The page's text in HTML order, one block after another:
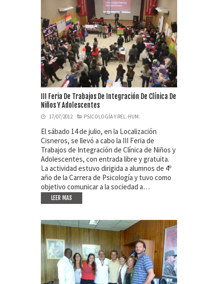
III Feria De Trabajos De Integración De Clínica De
Niños Y Adolescentes
17/07/2012 PSICOLOGÍA Y REL. HUM.
El sábado 14 de julio, en la Localización
Cisneros, se llevó a cabo la III Feria de
Trabajos de Integración de Clínica de Niños y
Adolescentes, con entrada libre y gratuita.
La actividad estuvo dirigida a alumnos de 4º
año de la Carrera de Psicología y tuvo como
objetivo comunicar a la sociedad a…
LEER MAS